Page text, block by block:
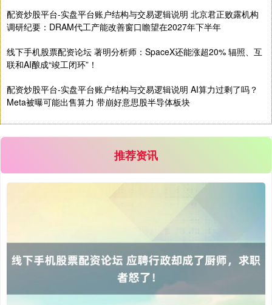
配资炒股平台-实盘平台账户结构与交易逻辑说明 北京君正败露机构
调研纪要：DRAM代工产能改善窗口瞻望在2027年下半年
线下手机股票配资论坛 著明分析师：SpaceX还能涨超20% 辐照、互
联和AI酿成“竣工闭环”！
配资炒股平台-实盘平台账户结构与交易逻辑说明 AI算力过剩了吗？
Meta被曝可能出售算力 带崩好意思股半导体板块
推荐资讯